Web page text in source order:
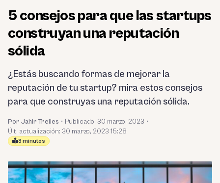
5 consejos para que las startups
construyan una reputación
sólida
¿Estás buscando formas de mejorar la
reputación de tu startup? mira estos consejos
para que construyas una reputación sólida.
Por Jahir Trelles • Publicado: 30 marzo, 2023 •
Últ. actualización: 30 marzo, 2023 15:28
3 minutos